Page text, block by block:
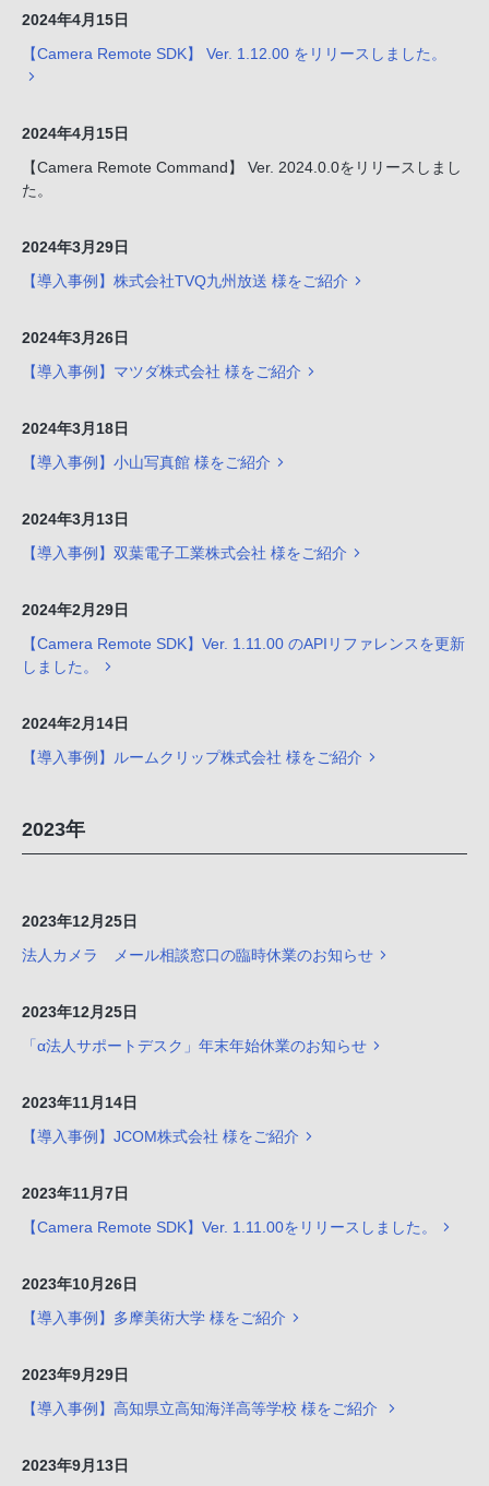
2024年4月15日
【Camera Remote SDK】 Ver. 1.12.00 をリリースしました。
2024年4月15日
【Camera Remote Command】 Ver. 2024.0.0をリリースしまし
た。
2024年3月29日
【導入事例】株式会社TVQ九州放送 様をご紹介
2024年3月26日
【導入事例】マツダ株式会社 様をご紹介
2024年3月18日
【導入事例】小山写真館 様をご紹介
2024年3月13日
【導入事例】双葉電子工業株式会社 様をご紹介
2024年2月29日
【Camera Remote SDK】Ver. 1.11.00 のAPIリファレンスを更新
しました。
2024年2月14日
【導入事例】ルームクリップ株式会社 様をご紹介
2023年
2023年12月25日
法人カメラ メール相談窓口の臨時休業のお知らせ
2023年12月25日
「α法人サポートデスク」年末年始休業のお知らせ
2023年11月14日
【導入事例】JCOM株式会社 様をご紹介
2023年11月7日
【Camera Remote SDK】Ver. 1.11.00をリリースしました。
2023年10月26日
【導入事例】多摩美術大学 様をご紹介
2023年9月29日
【導入事例】高知県立高知海洋高等学校 様をご紹介
2023年9月13日